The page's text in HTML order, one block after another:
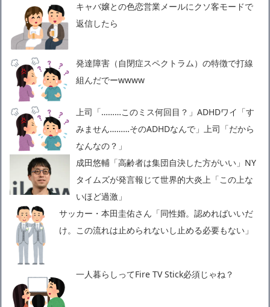
キャバ嬢との色恋営業メールにクソ客モードで
返信したら
発達障害（自閉症スペクトラム）の特徴で打線
組んだでーwwww
上司「………このミス何回目？」ADHDワイ「す
みません………そのADHDなんで」上司「だから
なんなの？」
成田悠輔「高齢者は集団自決した方がいい」NY
タイムズが発言報じて世界的大炎上「この上な
いほど過激」
サッカー・本田圭佑さん「同性婚。認めればいいだ
け。この流れは止められないし止める必要もない」
一人暮らしってFire TV Stick必須じゃね？